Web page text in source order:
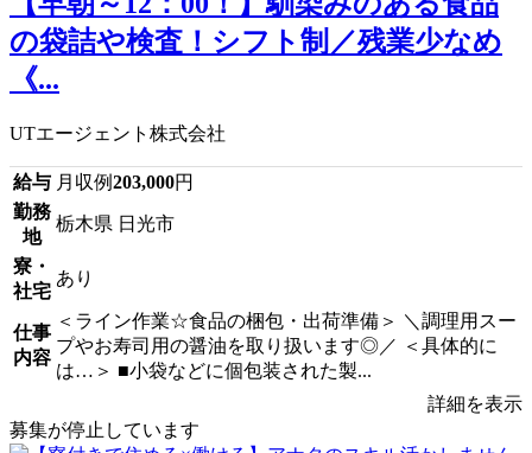
の袋詰や検査！シフト制／残業少なめ
《...
UTエージェント株式会社
給与 月収例203,000円
勤務
地
栃木県 日光市
寮・
社宅
あり
仕事
内容
＜ライン作業☆食品の梱包・出荷準備＞ ＼調理用スー
プやお寿司用の醤油を取り扱います◎／ ＜具体的に
は…＞ ■小袋などに個包装された製...
詳細を表示
募集が停止しています